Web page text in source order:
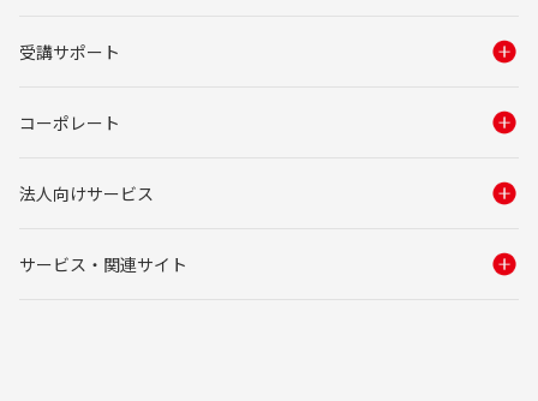
受講サポート
コーポレート
法人向けサービス
サービス・関連サイト